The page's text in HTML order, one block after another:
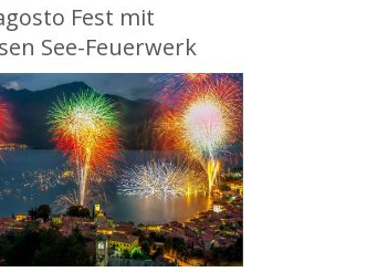
Fest mit
See-Feuerwerk